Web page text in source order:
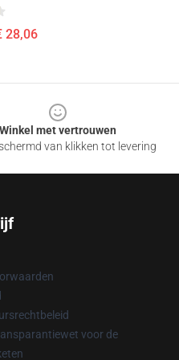
28,06
Winkel met vertrouwen
van klikken tot levering
voor de